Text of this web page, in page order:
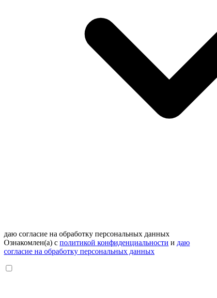
даю согласие на обработку персональных данных
Ознакомлен(а) с политикой конфиденциальности и даю
согласие на обработку персональных данных